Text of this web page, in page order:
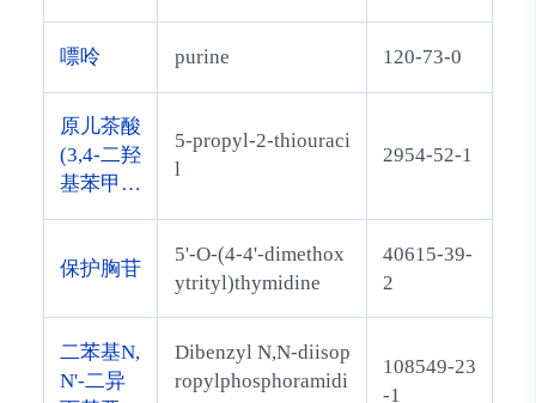
嘌呤 purine 120-73-0
原儿茶酸
(3,4-二羟
基苯甲
5-propyl-2-thiouraci
l
2954-52-1
保护胸苷
5'-O-(4-4'-dimethox
ytrityl)thymidine
40615-39-
2
二苯基N,
N'-二异
Dibenzyl N,N-diisop
ropylphosphoramidi
108549-23
-1